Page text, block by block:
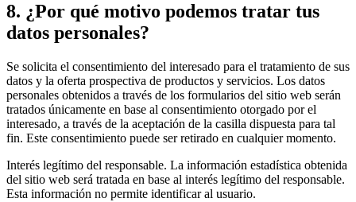
8. ¿Por qué motivo podemos tratar tus
datos personales?
Se solicita el consentimiento del interesado para el tratamiento de sus
datos y la oferta prospectiva de productos y servicios. Los datos
personales obtenidos a través de los formularios del sitio web serán
tratados únicamente en base al consentimiento otorgado por el
interesado, a través de la aceptación de la casilla dispuesta para tal
fin. Este consentimiento puede ser retirado en cualquier momento.
Interés legítimo del responsable. La información estadística obtenida
del sitio web será tratada en base al interés legítimo del responsable.
Esta información no permite identificar al usuario.